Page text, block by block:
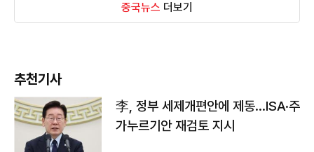
중국뉴스 더보기
추천기사
李, 정부 세제개편안에 제동…ISA·주
가누르기안 재검토 지시